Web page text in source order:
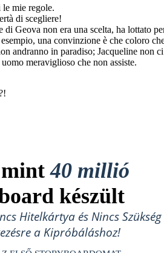
mie regole.
di scegliere!
di Geova non era una scelta, ha lottato
una convinzione è che coloro
andranno in paradiso; Jacqueline non
meraviglioso che non assiste.
mint40 millió
készült
Hitelkártya és Nincs Szükség
a Kipróbáláshoz!